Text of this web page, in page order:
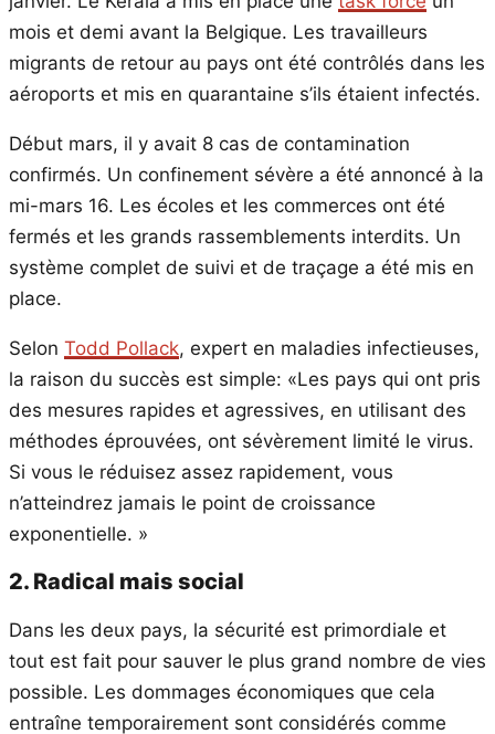
mois et demi avant la Belgique. Les travailleurs
migrants de retour au pays ont été contrôlés dans les
aéroports et mis en quarantaine s’ils étaient infectés.
Début mars, il y avait 8 cas de contamination
confirmés. Un confinement sévère a été annoncé à la
mi-mars 16. Les écoles et les commerces ont été
fermés et les grands rassemblements interdits. Un
système complet de suivi et de traçage a été mis en
place.
Selon Todd Pollack, expert en maladies infectieuses,
la raison du succès est simple: «Les pays qui ont pris
des mesures rapides et agressives, en utilisant des
méthodes éprouvées, ont sévèrement limité le virus.
Si vous le réduisez assez rapidement, vous
n’atteindrez jamais le point de croissance
exponentielle. »
2. Radical mais social
Dans les deux pays, la sécurité est primordiale et
tout est fait pour sauver le plus grand nombre de vies
possible. Les dommages économiques que cela
entraîne temporairement sont considérés comme